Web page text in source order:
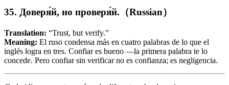
35. Доверя́й, но проверя́й.（Russian）
Translation: “Trust, but verify.”
Meaning: El ruso condensa más en cuatro palabras de lo que el
inglés logra en tres. Confiar es bueno —la primera palabra te lo
concede. Pero confiar sin verificar no es confianza; es negligencia.